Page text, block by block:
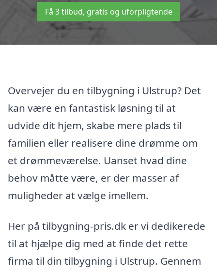
Få 3 tilbud, gratis og uforpligtende
Overvejer du en tilbygning i Ulstrup? Det
kan være en fantastisk løsning til at
udvide dit hjem, skabe mere plads til
familien eller realisere dine drømme om
et drømmeværelse. Uanset hvad dine
behov måtte være, er der masser af
muligheder at vælge imellem.
Her på tilbygning-pris.dk er vi dedikerede
til at hjælpe dig med at finde det rette
firma til din tilbygning i Ulstrup. Gennem